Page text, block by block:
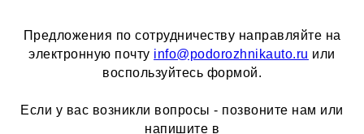
Предложения по сотрудничеству направляйте на
электронную почту info@podorozhnikauto.ru или
воспользуйтесь формой.
Если у вас возникли вопросы - позвоните нам или
напишите в